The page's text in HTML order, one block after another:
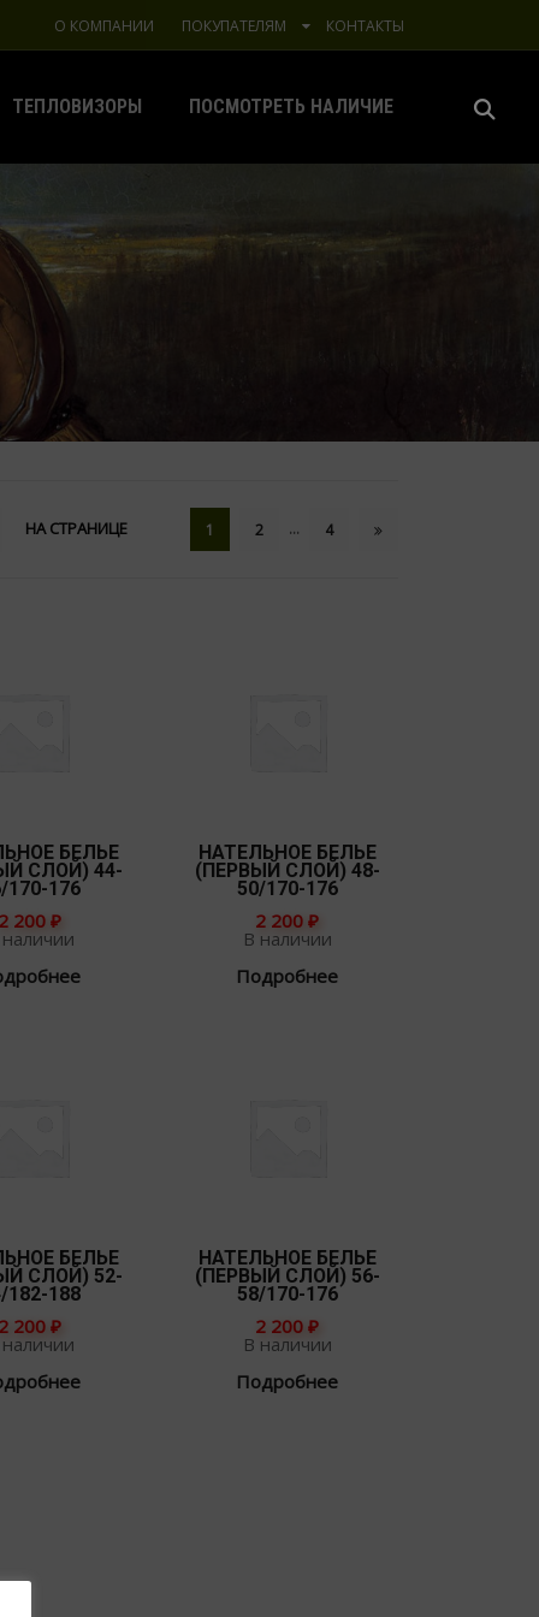
О КОМПАНИИ ПОКУПАТЕЛЯМ КОНТАКТЫ
ТЕПЛОВИЗОРЫ ПОСМОТРЕТЬ НАЛИЧИЕ
НА СТРАНИЦЕ 1 2 … 4
БЕЛЬЕ
СЛОЙ) 44-
170-176
2 200₽
НАТЕЛЬНОЕ БЕЛЬЕ
(ПЕРВЫЙ СЛОЙ) 48-
50/170-176
2 200₽
В наличии
Подробнее
БЕЛЬЕ
СЛОЙ) 52-
182-188
2 200₽
НАТЕЛЬНОЕ БЕЛЬЕ
(ПЕРВЫЙ СЛОЙ) 56-
58/170-176
2 200₽
В наличии
Подробнее